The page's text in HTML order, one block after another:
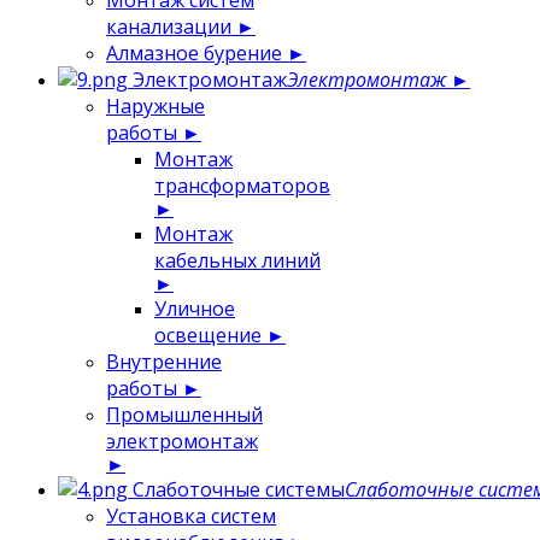
канализации ►
Алмазное бурение ►
ЭлектромонтажЭлектромонтаж ►
Наружные
работы ►
Монтаж
трансформаторов
►
Монтаж
кабельных линий
►
Уличное
освещение ►
Внутренние
работы ►
Промышленный
электромонтаж
►
Слаботочные системыСлаботочные
Установка систем